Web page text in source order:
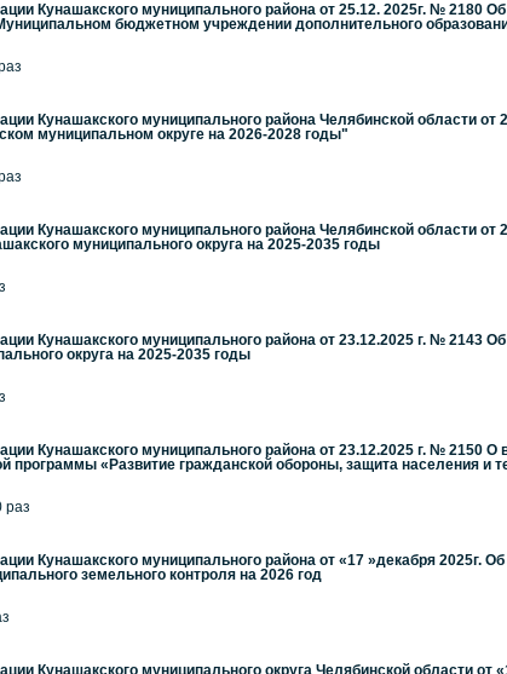
Кунашакского муниципального района от 25.12. 2025г. № 2180
бюджетном учреждении дополнительного
Кунашакского муниципального района Челябинской области
муниципальном округе на 2026-2028 годы"
Кунашакского муниципального района Челябинской области
муниципального округа на 2025-2035 годы
Кунашакского муниципального района от 23.12.2025 г. № 2143
округа на 2025-2035 годы
Кунашакского муниципального района от 23.12.2025 г. № 2150
программы «Развитие гражданской обороны, защита населения и
раз
Кунашакского муниципального района от «17 »декабря
земельного контроля на 2026 год
Кунашакского муниципального округа Челябинской области